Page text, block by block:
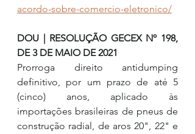
acordo-sobre-comercio-eletronico/
DOU | RESOLUÇÃO GECEX Nº 198,
DE 3 DE MAIO DE 2021
Prorroga direito antidumping
definitivo, por um prazo de até 5
(cinco) anos, aplicado às
importações brasileiras de pneus de
construção radial, de aros 20", 22" e